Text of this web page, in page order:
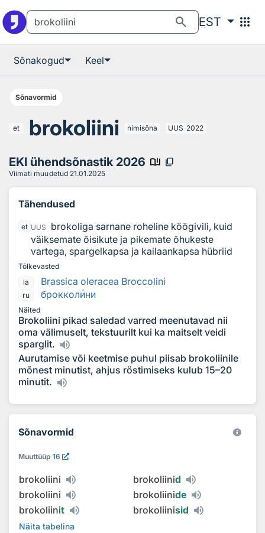
search EST apps
Sõnakogud Keel
Sõnavormid
et brokoliini nimisõna UUS 2022
EKI ühendsõnastik 2026 book_ribbon content_copy
Viimati muudetud 21.01.2025
Tähendused
et UUS
brokoliga sarnane roheline köögivili, kuid
väiksemate õisikute ja pikemate õhukeste
vartega, spargelkapsa ja kailaankapsa hübriid
Tõlkevasted
la
Brassica oleracea Broccolini
ru брокколини
Näited
Brokoliini pikad saledad varred meenutavad nii
oma välimuselt, tekstuurilt kui ka maitselt veidi
sparglit.
Aurutamise või keetmise puhul piisab brokoliinile
mõnest minutist, ahjus röstimiseks kulub 15–20
minutit.
Sõnavormid
Muuttüüp 16
brokoliini brokoliinid
brokoliini
brokoliinide
brokoliinit brokoliinisid
Näita tabelina